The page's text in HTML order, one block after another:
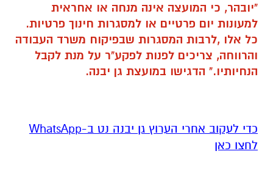
"יובהר, כי המועצה אינה מנחה או אחראית
למעונות יום פרטיים או למסגרות חינוך פרטיות.
כל אלו ,לרבות המסגרות שבפיקוח משרד העבודה
והרווחה, צריכים לפנות לפקע"ר על מנת לקבל
הנחיותיו." הדגישו במועצת גן יבנה.
‏כדי לעקוב אחרי הערוץ גן יבנה נט ב-WhatsApp
לחצו כאן